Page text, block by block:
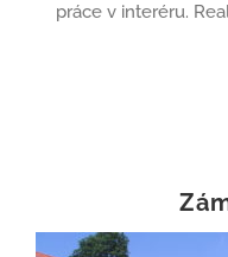
práce v interéru.